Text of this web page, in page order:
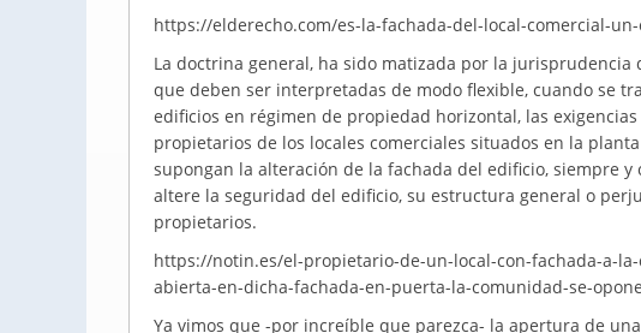
https://elderecho.com/es-la-fachada-del-local-comercial-
La doctrina general, ha sido matizada por la jurisprudencia
que deben ser interpretadas de modo flexible, cuando se
edificios en régimen de propiedad horizontal, las
propietarios de los locales comerciales situados en la
supongan la alteración de la fachada del edificio, siempre
altere la seguridad del edificio, su estructura general o
propietarios.
https://notin.es/el-propietario-de-un-local-con-fachada-a-
abierta-en-dicha-fachada-en-puerta-la-comunidad-se-
Ya vimos que -por increíble que parezca- la apertura de